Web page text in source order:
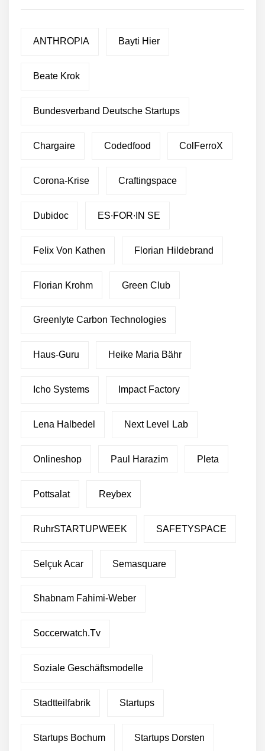
ANTHROPIA Bayti Hier
Beate Krok
Bundesverband Deutsche Startups
Chargaire Codedfood ColFerroX
Corona-Krise Craftingspace
Dubidoc ES∙FOR∙IN SE
Felix Von Kathen Florian Hildebrand
Florian Krohm Green Club
Greenlyte Carbon Technologies
Haus-Guru Heike Maria Bähr
Icho Systems Impact Factory
Lena Halbedel Next Level Lab
Onlineshop Paul Harazim Pleta
Pottsalat Reybex
RuhrSTARTUPWEEK SAFETYSPACE
Selçuk Acar Semasquare
Shabnam Fahimi-Weber
Soccerwatch.tv
Soziale Geschäftsmodelle
Stadtteilfabrik Startups
Startups Bochum Startups Dorsten